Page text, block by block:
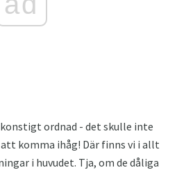
ordnad - det skulle inte
komma ihåg! Där finns vi i allt
i huvudet. Tja, om de dåliga